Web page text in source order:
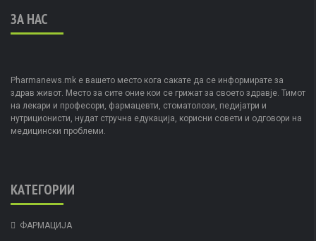
ЗА НАС
Pharmanews.mk е вашето место кога сакате да се информирате за
здрав живот. Место за сите оние кои се грижат за своето здравје. Тимот
на лекари и професори, фармацевти, стоматолози, педијатри и
нутриционисти, нудат стручна едукација, корисни совети и одговори на
медицински проблеми.
КАТЕГОРИИ
ФАРМАЦИЈА